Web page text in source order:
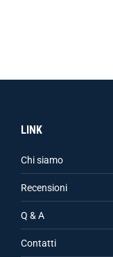
LINK
Chi siamo
Recensioni
Q & A
Contatti